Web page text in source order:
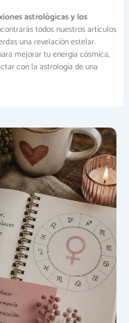
astrológicas y los
todos nuestros artículos
una revelación estelar.
mejorar tu energía cósmica,
con la astrología de una